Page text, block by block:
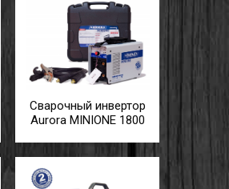
Сварочный инвертор
Aurora MINIONE 1800